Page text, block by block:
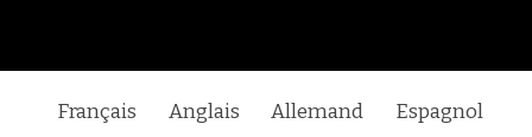
Français Anglais Allemand Espagnol